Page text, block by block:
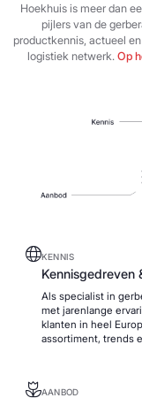
Hoekhuis is meer dan
pijlers van de
productkennis, actueel
logistiek netwerk. Op
KENNIS
Kennisgedreven
Als specialist in
met jarenlange
klanten in heel
assortiment, trends
AANBOD